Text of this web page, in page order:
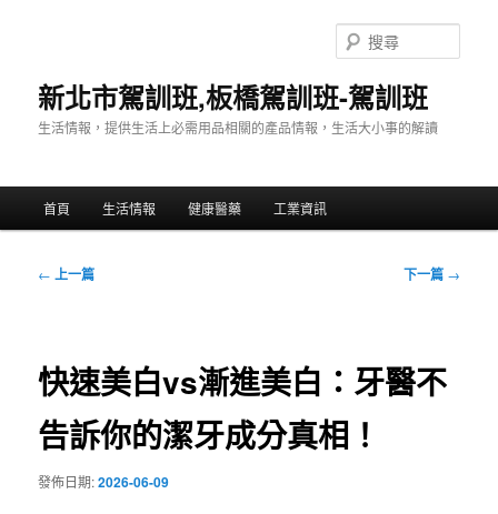
新北市駕訓班,板橋駕訓班-駕訓班
生活情報，提供生活上必需用品相關的產品情報，生活大小事的解讀
尋
首頁 生活情報 健康醫藥 工業資訊
文
← 上一篇 下一篇 →
快速美白vs漸進美白：牙醫不
告訴你的潔牙成分真相！
發佈日期:2026-06-09